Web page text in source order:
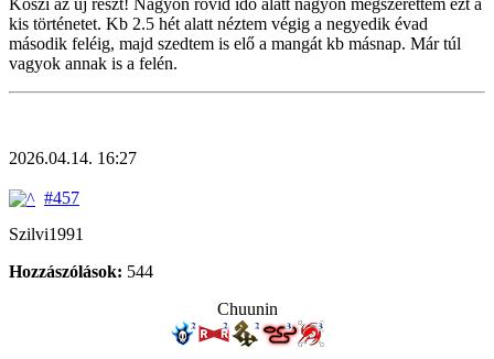
kis történetet. Kb 2.5 hét alatt néztem végig a negyedik évad
második feléig, majd szedtem is elő a mangát kb másnap. Már túl
vagyok annak is a felén.
2026.04.14. 16:27
#457
Szilvi1991
Hozzászólások: 544
Chuunin